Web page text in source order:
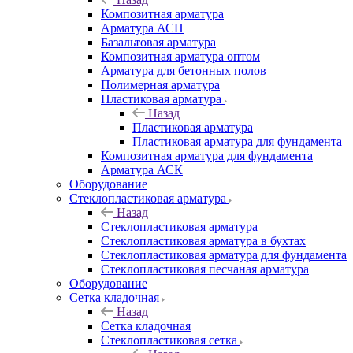
Композитная арматура
Арматура АСП
Базальтовая арматура
Композитная арматура оптом
Арматура для бетонных полов
Полимерная арматура
Пластиковая арматура
Назад
Пластиковая арматура
Пластиковая арматура для фундамента
Композитная арматура для фундамента
Арматура АСК
Оборудование
Cтеклопластиковая арматура
Назад
Cтеклопластиковая арматура
Стеклопластиковая арматура в бухтах
Стеклопластиковая арматура для фундамента
Стеклопластиковая песчаная арматура
Оборудование
Сетка кладочная
Назад
Сетка кладочная
Стеклопластиковая сетка